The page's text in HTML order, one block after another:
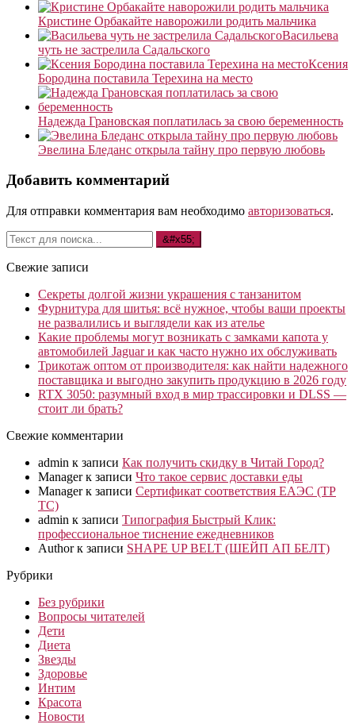
Кристине Орбакайте наворожили родить мальчика
Васильева
чуть не застрелила Садальского
Ксения
Бородина поставила Терехина на место
Надежда Грановская поплатилась за свою беременность
Эвелина Бледанс открыла тайну про первую любовь
Добавить комментарий
Для отправки комментария вам необходимо авторизоваться.
Свежие записи
Секреты долгой жизни украшения с танзанитом
Фурнитура для шитья: всё нужное, чтобы ваши проекты
не развалились и выглядели как из ателье
Какие проблемы могут возникать с замками капота у
автомобилей Jaguar и как часто нужно их обслуживать
Трикотаж оптом от производителя: как найти надежного
поставщика и выгодно закупить продукцию в 2026 году
RTX 3050: разумный вход в мир трассировки и DLSS —
стоит ли брать?
Свежие комментарии
admin к записи Как получить скидку в Читай Город?
Managerк записи Что такое сервис доставки еды
Managerк записи Сертификат соответствия ЕАЭС (ТР
ТС)
admin к записи Типография Быстрый Клик:
профессиональное тиснение ежедневников
Authorк записи SHAPE UP BELT (ШЕЙП АП БЕЛТ)
Рубрики
Без рубрики
Вопросы читателей
Дети
Диета
Звезды
Здоровье
Интим
Красота
Новости